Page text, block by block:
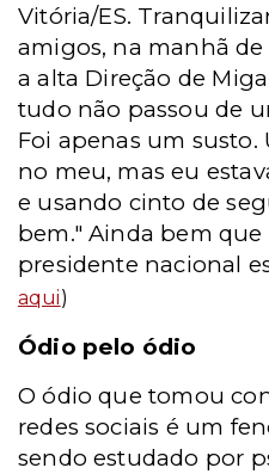
Vitória/ES.
amigos, na manhã
a alta Direção de
tudo não passou de
Foi apenas um susto.
no meu, mas eu
e usando cinto de
bem." Ainda bem que
presidente nacional
aqui)
Ódio pelo ódio
O ódio que tomou
redes sociais é um
sendo estudado por